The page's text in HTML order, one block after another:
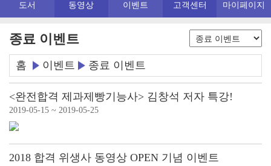
도서 동영상 이벤트 고객센터 마이페이지
종료 이벤트
홈 이벤트 종료 이벤트
<완전합격 제과제빵기능사> 김창석 저자 특강!
2019-05-15 ~ 2019-05-25
2018 합격 위생사 동영상 OPEN 기념 이벤트